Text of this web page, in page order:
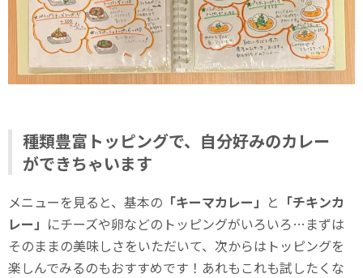
種類豊富トッピングで、自分好みのカレー
ができちゃいます
メニューを見ると、基本の 「キーマカレー」 と 「チキンカ
レー」 にチーズや卵などのトッピングがいろいろ…まずは
そのままの美味しさをいただいて、次からはトッピングを
楽しんでみるのもおすすめです！あれもこれも試したくな